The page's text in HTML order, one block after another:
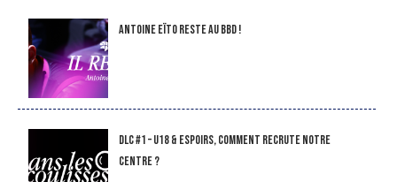
Antoine Eïto reste au BBD !
DLC #1 – U18 & Espoirs, comment recrute notre
Centre ?